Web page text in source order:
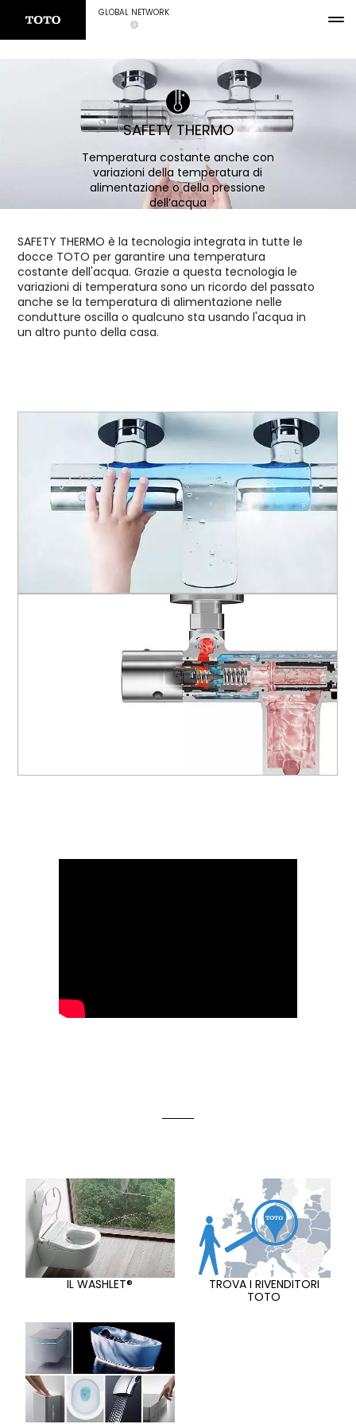
GLOBAL NETWORK
SAFETY THERMO
Temperatura costante anche con
variazioni della temperatura di
alimentazione o della pressione
dell’acqua
SAFETY THERMO è la tecnologia integrata in tutte le
docce TOTO per garantire una temperatura
costante dell'acqua. Grazie a questa tecnologia le
variazioni di temperatura sono un ricordo del passato
anche se la temperatura di alimentazione nelle
condutture oscilla o qualcuno sta usando l'acqua in
un altro punto della casa.
IL WASHLET®
TROVA I RIVENDITORI
TOTO